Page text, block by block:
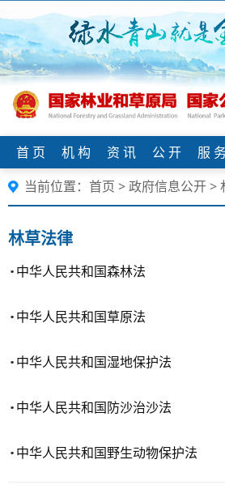
首 页 机 构 资 讯 公 开 服
当前位置： 首页 >政府信息公开>
林草法律
中华人民共和国森林法
中华人民共和国草原法
中华人民共和国湿地保护法
中华人民共和国防沙治沙法
中华人民共和国野生动物保护法